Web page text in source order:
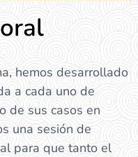
hemos desarrollado
a cada uno de
de sus casos en
una sesión de
para que tanto el